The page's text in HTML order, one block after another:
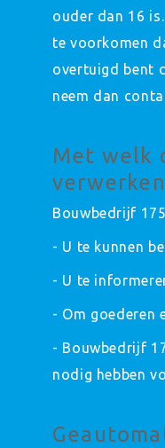
ouder dan 16
te voorkomen
overtuigd bent
neem dan
Met welk
verwerken
Bouwbedrijf
- U te kunnen
- U te
- Om goederen
- Bouwbedrijf
nodig hebben